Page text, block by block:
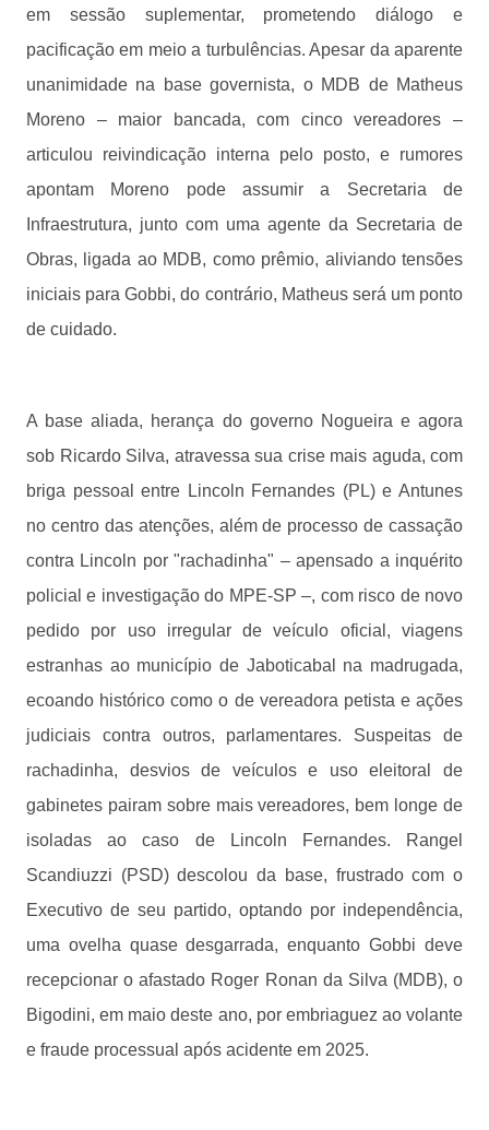
em sessão suplementar, prometendo diálogo e
pacificação em meio a turbulências. Apesar da aparente
unanimidade na base governista, o MDB de Matheus
Moreno – maior bancada, com cinco vereadores –
articulou reivindicação interna pelo posto, e rumores
apontam Moreno pode assumir a Secretaria de
Infraestrutura, junto com uma agente da Secretaria de
Obras, ligada ao MDB, como prêmio, aliviando tensões
iniciais para Gobbi, do contrário, Matheus será um ponto
de cuidado.
A base aliada, herança do governo Nogueira e agora
sob Ricardo Silva, atravessa sua crise mais aguda, com
briga pessoal entre Lincoln Fernandes (PL) e Antunes
no centro das atenções, além de processo de cassação
contra Lincoln por "rachadinha" – apensado a inquérito
policial e investigação do MPE-SP –, com risco de novo
pedido por uso irregular de veículo oficial, viagens
estranhas ao município de Jaboticabal na madrugada,
ecoando histórico como o de vereadora petista e ações
judiciais contra outros, parlamentares. Suspeitas de
rachadinha, desvios de veículos e uso eleitoral de
gabinetes pairam sobre mais vereadores, bem longe de
isoladas ao caso de Lincoln Fernandes. Rangel
Scandiuzzi (PSD) descolou da base, frustrado com o
Executivo de seu partido, optando por independência,
uma ovelha quase desgarrada, enquanto Gobbi deve
recepcionar o afastado Roger Ronan da Silva (MDB), o
Bigodini, em maio deste ano, por embriaguez ao volante
e fraude processual após acidente em 2025.